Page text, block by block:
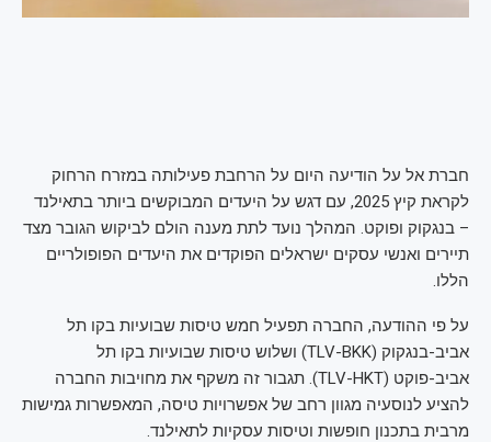
חברת אל על הודיעה היום על הרחבת פעילותה במזרח הרחוק
לקראת קיץ 2025, עם דגש על היעדים המבוקשים ביותר בתאילנד
– בנגקוק ופוקט. המהלך נועד לתת מענה הולם לביקוש הגובר מצד
תיירים ואנשי עסקים ישראלים הפוקדים את היעדים הפופולריים
הללו.
על פי ההודעה, החברה תפעיל חמש טיסות שבועיות בקו תל
אביב-בנגקוק (TLV-BKK) ושלוש טיסות שבועיות בקו תל
אביב-פוקט (TLV-HKT). תגבור זה משקף את מחויבות החברה
להציע לנוסעיה מגוון רחב של אפשרויות טיסה, המאפשרות גמישות
מרבית בתכנון חופשות וטיסות עסקיות לתאילנד.